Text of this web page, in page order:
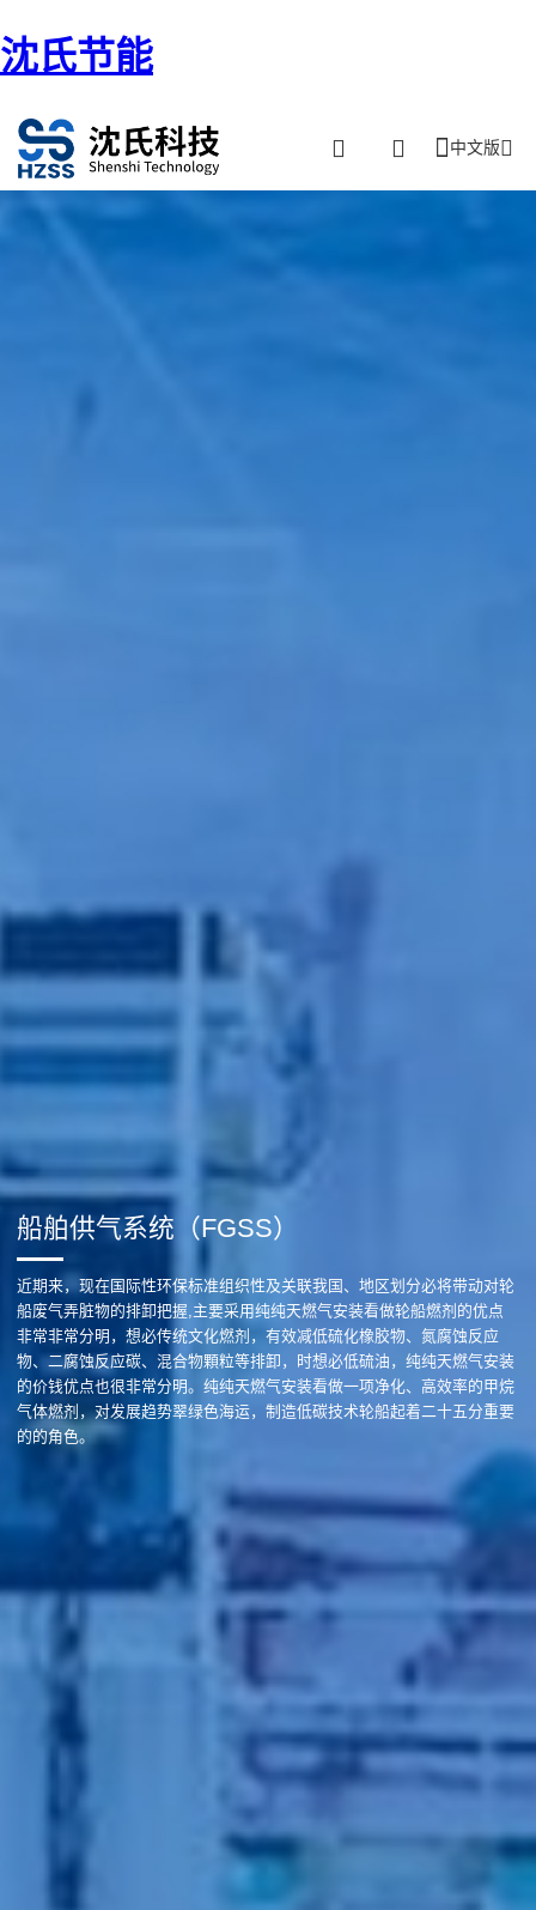
沈氏节能
中文版
船舶供气系统（FGSS）
近期来，现在国际性环保标准组织性及关联我国、地区划分必将带动对轮
船废气弄脏物的排卸把握,主要采用纯纯天燃气安装看做轮船燃剂的优点
非常非常分明，想必传统文化燃剂，有效减低硫化橡胶物、氮腐蚀反应
物、二腐蚀反应碳、混合物顆粒等排卸，时想必低硫油，纯纯天燃气安装
的价钱优点也很非常分明。纯纯天燃气安装看做一项净化、高效率的甲烷
气体燃剂，对发展趋势翠绿色海运，制造低碳技术轮船起着二十五分重要
的的角色。